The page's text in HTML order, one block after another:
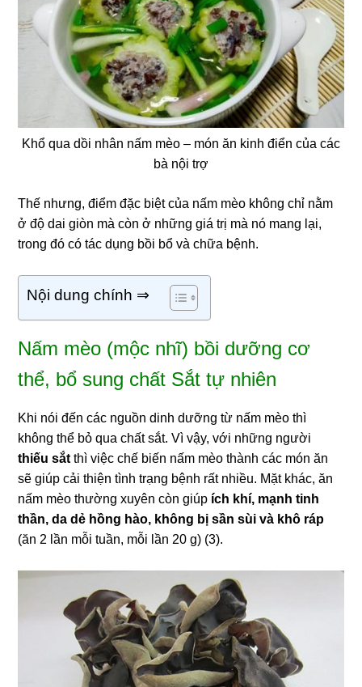
Khổ qua dồi nhân nấm mèo – món ăn kinh điển của các
bà nội trợ
Thế nhưng, điểm đặc biệt của nấm mèo không chỉ nằm
ở độ dai giòn mà còn ở những giá trị mà nó mang lại,
trong đó có tác dụng bồi bổ và chữa bệnh.
Nội dung chính ⇒
Nấm mèo (mộc nhĩ) bồi dưỡng cơ
thể, bổ sung chất Sắt tự nhiên
Khi nói đến các nguồn dinh dưỡng từ nấm mèo thì
không thể bỏ qua chất sắt. Vì vậy, với những người
thiếu sắt thì việc chế biến nấm mèo thành các món ăn
sẽ giúp cải thiện tình trạng bệnh rất nhiều. Mặt khác, ăn
nấm mèo thường xuyên còn giúp ích khí, mạnh tinh
thần, da dẻ hồng hào, không bị sần sùi và khô ráp
(ăn 2 lần mỗi tuần, mỗi lần 20 g) (3).